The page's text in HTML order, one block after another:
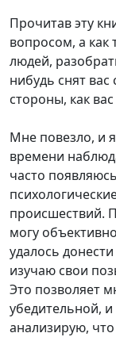
Прочитав эту
вопросом, а
людей,
нибудь снят
стороны, как
Мне повезло, и
времени
часто
происшествий.
могу
удалось
изучаю свои
Это позволяет
убедительной,
анализирую,